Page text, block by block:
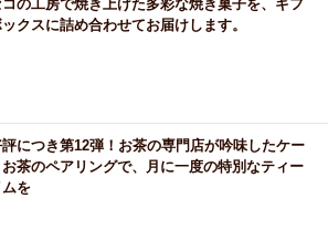
コの工房で焼き上げた多彩な焼き菓子を、ギフ
ックスに詰め合わせてお届けします。
評につき第12弾！お茶の専門店が吟味したケー
お茶のペアリングで、月に一度の特別なティー
を